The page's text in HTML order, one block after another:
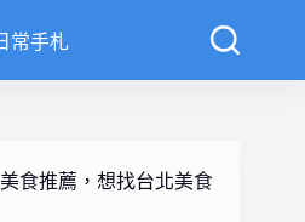
常手札
食推薦，想找台北美食